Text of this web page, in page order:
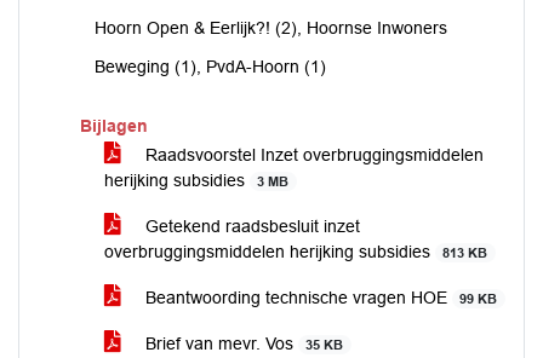
Hoorn Open & Eerlijk?! (2), Hoornse Inwoners
Beweging (1), PvdA-Hoorn (1)
Bijlagen
Raadsvoorstel Inzet overbruggingsmiddelen
herijking subsidies
3 MB
Getekend raadsbesluit inzet
overbruggingsmiddelen herijking subsidies
813 KB
Beantwoording technische vragen HOE 99 KB
Brief van mevr. Vos 35 KB